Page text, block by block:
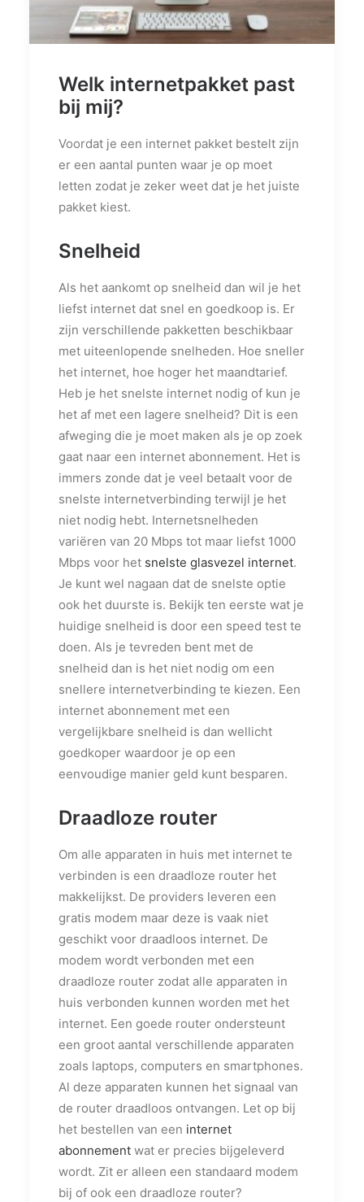
PRIVACY POLICY
OVER ONS
CONTACTWelk internetpakket past
bij mij?
Voordat je een internet pakket bestelt zijn
er een aantal punten waar je op moet
letten zodat je zeker weet dat je het juiste
pakket kiest.
Snelheid
Als het aankomt op snelheid dan wil je het
liefst internet dat snel en goedkoop is. Er
zijn verschillende pakketten beschikbaar
met uiteenlopende snelheden. Hoe sneller
het internet, hoe hoger het maandtarief.
Heb je het snelste internet nodig of kun je
het af met een lagere snelheid? Dit is een
afweging die je moet maken als je op zoek
gaat naar een internet abonnement. Het is
immers zonde dat je veel betaalt voor de
snelste internetverbinding terwijl je het
niet nodig hebt. Internetsnelheden
variëren van 20 Mbps tot maar liefst 1000
Mbps voor het snelste glasvezel internet.
Je kunt wel nagaan dat de snelste optie
ook het duurste is. Bekijk ten eerste wat je
huidige snelheid is door een speed test te
doen. Als je tevreden bent met de
snelheid dan is het niet nodig om een
snellere internetverbinding te kiezen. Een
internet abonnement met een
vergelijkbare snelheid is dan wellicht
goedkoper waardoor je op een
eenvoudige manier geld kunt besparen.
Draadloze router
Om alle apparaten in huis met internet te
verbinden is een draadloze router het
makkelijkst. De providers leveren een
gratis modem maar deze is vaak niet
geschikt voor draadloos internet. De
modem wordt verbonden met een
draadloze router zodat alle apparaten in
huis verbonden kunnen worden met het
internet. Een goede router ondersteunt
een groot aantal verschillende apparaten
zoals laptops, computers en smartphones.
Al deze apparaten kunnen het signaal van
de router draadloos ontvangen. Let op bij
het bestellen van een internet
abonnement wat er precies bijgeleverd
wordt. Zit er alleen een standaard modem
bij of ook een draadloze router?